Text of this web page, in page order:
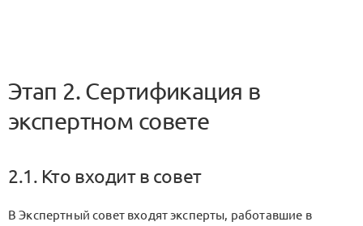
Этап 2. Сертификация в
экспертном совете
2.1. Кто входит в совет
В Экспертный совет входят эксперты, работавшие в